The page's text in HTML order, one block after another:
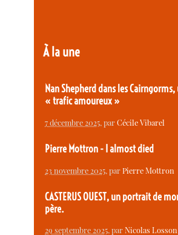
À la une
Nan Shepherd dans les Cairngorms,
« trafic amoureux »
7 décembre 2025, parCécile Vibarel
Pierre Mottron - I almost died
23 novembre 2025, parPierre Mottron
CASTERUS OUEST, un portrait de
père.
29 septembre 2025, parNicolas Losson